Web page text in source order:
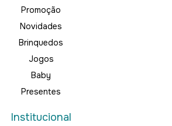
Promoção
Novidades
Brinquedos
Jogos
Baby
Presentes
Institucional